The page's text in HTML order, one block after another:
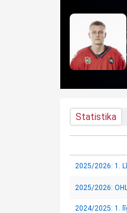
Statistika
2025/2026: 1.
2025/2026:
2024/2025: 1.